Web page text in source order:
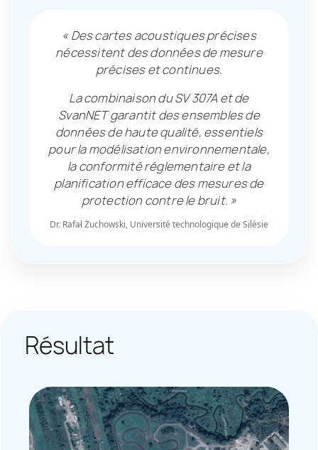
« Des cartes acoustiques précises
nécessitent des données de mesure
précises et continues.
La combinaison du SV 307A et de
SvanNET garantit des ensembles de
données de haute qualité, essentiels
pour la modélisation environnementale,
la conformité réglementaire et la
planification efficace des mesures de
protection contre le bruit. »
Dr. Rafał Żuchowski, Université technologique de Silésie
Résultat